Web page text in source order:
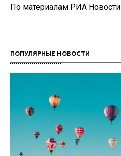
По материалам РИА Новости
ПОПУЛЯРНЫЕ НОВОСТИ